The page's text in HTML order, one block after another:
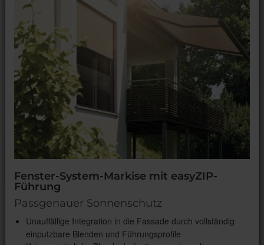
Fenster-System-Markise mit easyZIP-
Führung
Passgenauer Sonnenschutz
Unauffällige Integration in die Fassade durch vollständig
einputzbare Blenden und Führungsprofile